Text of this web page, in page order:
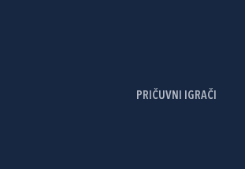
PRIČUVNI IGRAČI